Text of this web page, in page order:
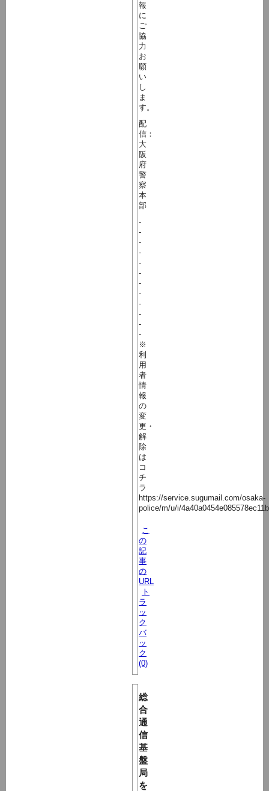
報
に
ご
協
力
お
願
い
し
ま
す。
配
信：
大
阪
府
警
察
本
部
-
-
-
-
-
-
-
-
-
-
-
-
※
利
用
者
情
報
の
変
更・
解
除
は
コ
チ
ラ
https://service.sugumail.com/osaka-
police/m/u/i/
こ
の
記
事
の
URL
ト
ラ
ッ
ク
バ
ッ
ク
(0)
総
合
通
信
基
盤
局
を